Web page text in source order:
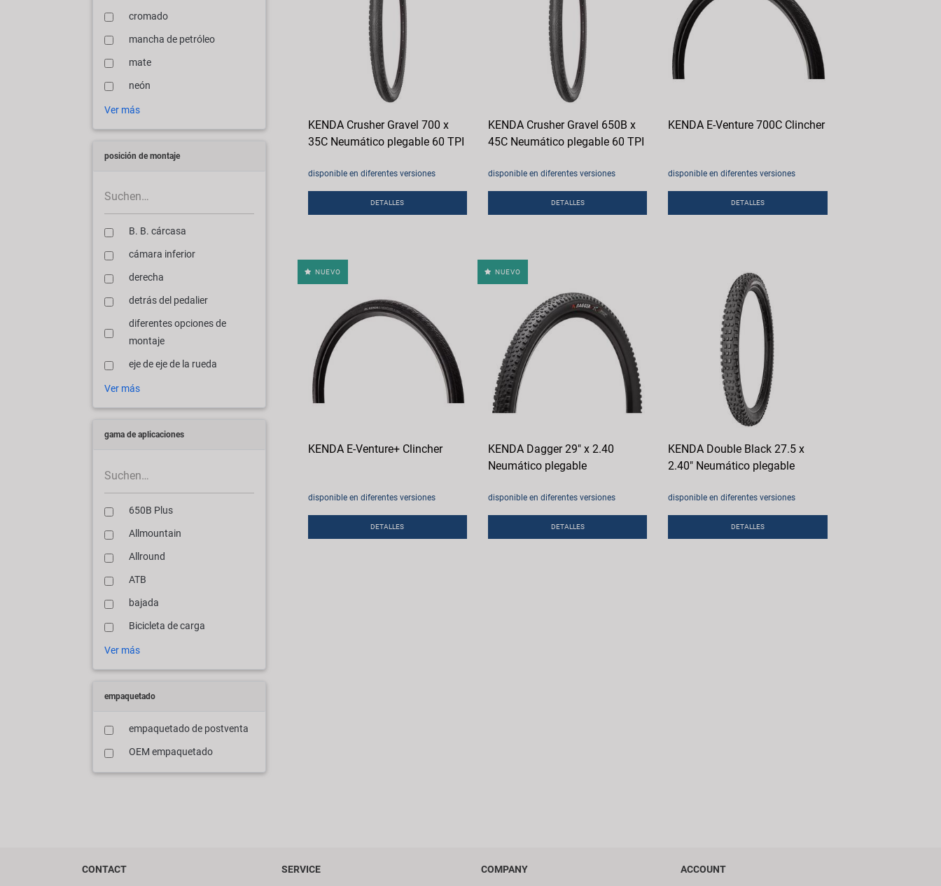
cromado
mancha de petróleo
mate
neón
Ver más
posición de montaje
B. B. cárcasa
cámara inferior
derecha
detrás del pedalier
diferentes opciones de
montaje
eje de eje de la rueda
Ver más
gama de aplicaciones
650B Plus
Allmountain
Allround
ATB
bajada
Bicicleta de carga
Ver más
empaquetado
empaquetado de postventa
OEM empaquetado
KENDA Crusher Gravel 700 x
35C Neumático plegable 60 TPI
disponible en diferentes versiones
DETALLES
KENDA Crusher Gravel 650B x
45C Neumático plegable 60 TPI
disponible en diferentes versiones
DETALLES
KENDA E-Venture 700C Clincher
disponible en diferentes versiones
DETALLES
NUEVO
KENDA E-Venture+ Clincher
disponible en diferentes versiones
DETALLES
NUEVO
KENDA Dagger 29" x 2.40
Neumático plegable
disponible en diferentes versiones
DETALLES
KENDA Double Black 27.5 x
2.40" Neumático plegable
disponible en diferentes versiones
DETALLES
CONTACT SERVICE COMPANY ACCOUNT